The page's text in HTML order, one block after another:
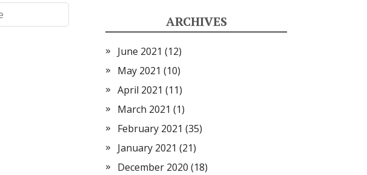
ARCHIVES
June 2021 (12)
May 2021 (10)
April 2021 (11)
March 2021 (1)
February 2021 (35)
January 2021 (21)
December 2020 (18)